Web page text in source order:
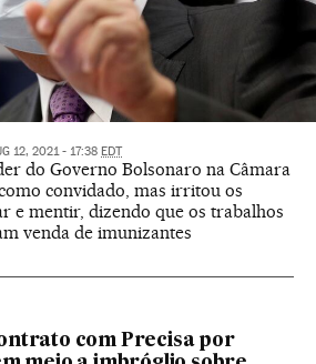
12, 2021 - 17:38 EDT
do Governo Bolsonaro na Câmara
convidado, mas irritou os
e mentir, dizendo que os trabalhos
venda de imunizantes
com Precisa por